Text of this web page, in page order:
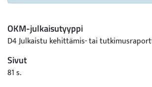
OKM-julkaisutyyppi
D4 Julkaistu kehittämis- tai
Sivut
81 s.